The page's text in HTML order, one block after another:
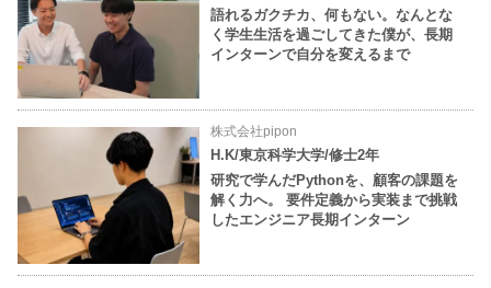
語れるガクチカ、何もない。なんとな
く学生生活を過ごしてきた僕が、長期
インターンで自分を変えるまで
株式会社pipon
H.K/東京科学大学/修士2年
研究で学んだPythonを、顧客の課題を
解く力へ。 要件定義から実装まで挑戦
したエンジニア長期インターン